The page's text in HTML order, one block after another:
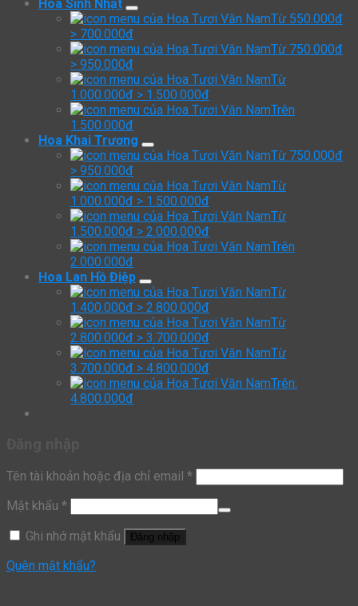
Hoa Sinh Nhật
Từ 550.000đ
> 700.000đ
Từ 750.000đ
> 950.000đ
Từ
1.000.000đ > 1.500.000đ
Trên
1.500.000đ
Hoa Khai Trương
Từ 750.000đ
> 950.000đ
Từ
1.000.000đ > 1.500.000đ
Từ
1.500.000đ > 2.000.000đ
Trên
2.000.000đ
Hoa Lan Hồ Điệp
Từ
1.400.000đ > 2.800.000đ
Từ
2.800.000đ > 3.700.000đ
Từ
3.700.000đ > 4.800.000đ
Trên:
4.800.000đ
Tên tài khoản hoặc địa chỉ email *
Mật khẩu *
Ghi nhớ mật khẩu
Đăng nhập
Quên mật khẩu?